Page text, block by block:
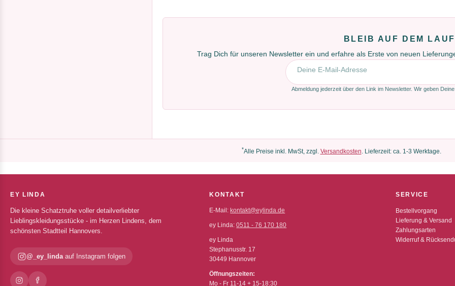
BLEIB AUF DEM
Trag Dich für unseren Newsletter ein und erfahre als Erste von neuen
E-Mail-Adresse
Abmeldung jederzeit über den Link im Newsletter. Wir geben
*Alle Preise inkl. MwSt, zzgl. Versandkosten. Lieferzeit: ca. 1-3 Werktage.
EY LINDA
Die kleine Schatztruhe voller detailverliebter
Lieblingskleidungsstücke - im Herzen Lindens, dem
schönsten Stadtteil Hannovers.
@_ey_lindaauf Instagram folgen
KONTAKT
E-Mail: kontakt@eylinda.de
ey Linda:0511 - 76 170 180
ey Linda
Stephanusstr. 17
30449 Hannover
Öffnungszeiten:
Mo - Fr 11-14 + 15-18:30
SERVICE
Bestellvorgang
Lieferung & Versand
Zahlungsarten
Widerruf &